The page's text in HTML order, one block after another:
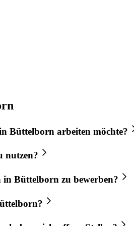
Büttelborn arbeiten möchte?
nutzen?
in Büttelborn zu bewerben?
?